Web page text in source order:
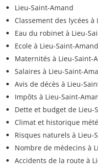
Lieu-Saint-Amand
Classement des lycées
Eau du robinet à Lieu-
Ecole à Lieu-Saint-Amand
Maternités à Lieu-Saint-
Salaires à Lieu-Saint-
Avis de décès à Lieu-
Impôts à Lieu-Saint-
Dette et budget de Lieu-
Climat et historique
Risques naturels à Lieu-
Nombre de médecins à
Accidents de la route à